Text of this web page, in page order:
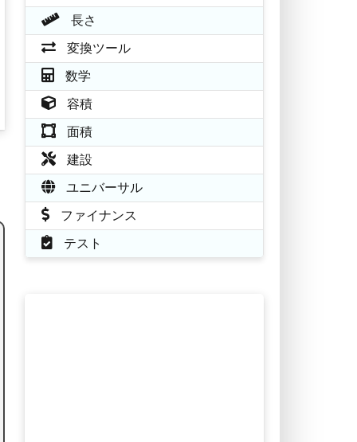
長さ
変換ツール
数学
容積
面積
建設
ユニバーサル
ファイナンス
テスト